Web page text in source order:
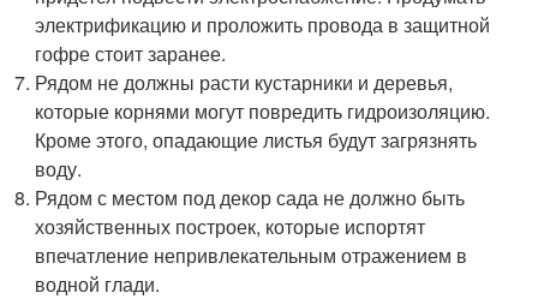
электрификацию и проложить провода в защитной
гофре стоит заранее.
Рядом не должны расти кустарники и деревья,
которые корнями могут повредить гидроизоляцию.
Кроме этого, опадающие листья будут загрязнять
воду.
Рядом с местом под декор сада не должно быть
хозяйственных построек, которые испортят
впечатление непривлекательным отражением в
водной глади.